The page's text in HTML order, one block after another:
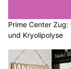
Prime Center
und Kryolipolyse